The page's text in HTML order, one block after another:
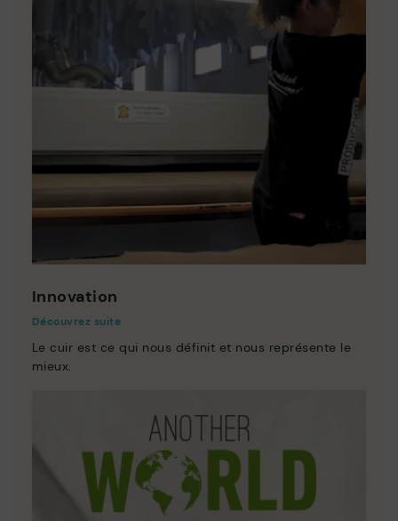
Innovation
Découvrez suite
Le cuir est ce qui nous définit et nous représente le
mieux.